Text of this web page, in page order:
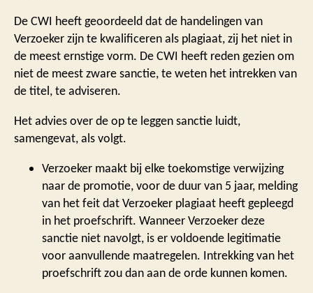
De CWI heeft geoordeeld dat de handelingen van
Verzoeker zijn te kwalificeren als plagiaat, zij het niet in
de meest ernstige vorm. De CWI heeft reden gezien om
niet de meest zware sanctie, te weten het intrekken van
de titel, te adviseren.
Het advies over de op te leggen sanctie luidt,
samengevat, als volgt.
Verzoeker maakt bij elke toekomstige verwijzing
naar de promotie, voor de duur van 5 jaar, melding
van het feit dat Verzoeker plagiaat heeft gepleegd
in het proefschrift. Wanneer Verzoeker deze
sanctie niet navolgt, is er voldoende legitimatie
voor aanvullende maatregelen. Intrekking van het
proefschrift zou dan aan de orde kunnen komen.